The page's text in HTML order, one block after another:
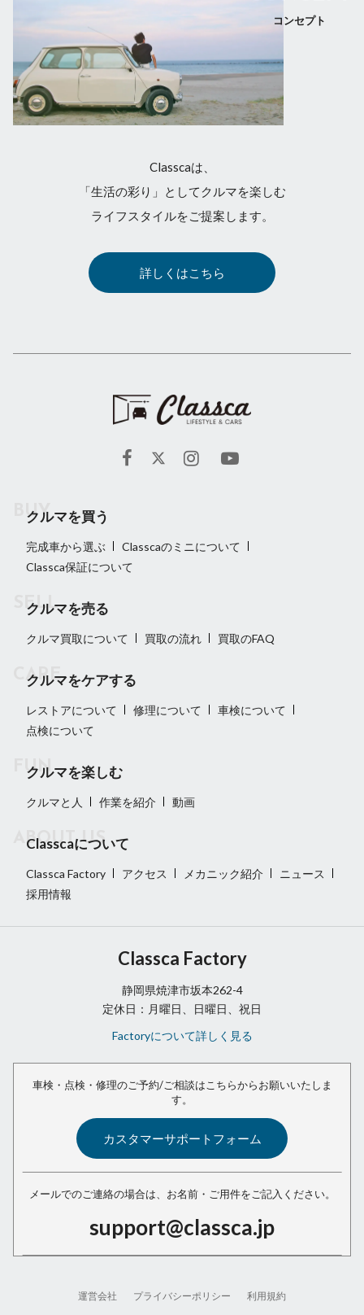
コンセプト
Classcaは、
「生活の彩り」としてクルマを楽しむ
ライフスタイルをご提案します。
詳しくはこちら
クルマを買う
完成車から選ぶ
Classcaのミニについて
Classca保証について
クルマを売る
クルマ買取について 買取の流れ 買取のFAQ
クルマをケアする
レストアについて 修理について
車検について
点検について
クルマを楽しむ
クルマと人 作業を紹介 動画
Classcaについて
Classca Factory アクセス メカニック紹介
ニュース
採用情報
Classca Factory
静岡県焼津市坂本262-4
定休日：月曜日、日曜日、祝日
Factoryについて詳しく見る
車検・点検・修理のご予約/ご相談は こちらからお願いいたしま
す。
カスタマーサポートフォーム
メールでのご連絡の場合は、 お名前・ご用件をご記入ください。
support@classca.jp
運営会社 プライバシーポリシー 利用規約